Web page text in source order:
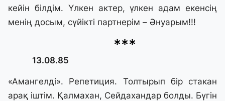
кейiн бiлдiм. Үлкен актер, үлкен адам екенсiң
менiң досым, сүйiктi партнерiм – Әнуарым!!!
***
13.08.85
«Амангелдi». Репетиция. Толтырып бiр стакан
арақ iштiм. Қалмахан, Сейдахандар болды. Бүгiн